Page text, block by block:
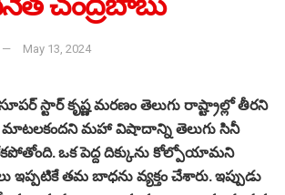
May 13, 2024
స్టార్‌ కృష్ణ మరణం తెలుగు రాష్ట్రాల్లో తీరని
మాటలకందని మహా విషాదాన్ని తెలుగు సినీ
ఒక పెద్ద దిక్కును కోల్పోయామని
ఇప్పటికే తమ బాధను వ్యక్తం చేశారు. ఇప్పుడు